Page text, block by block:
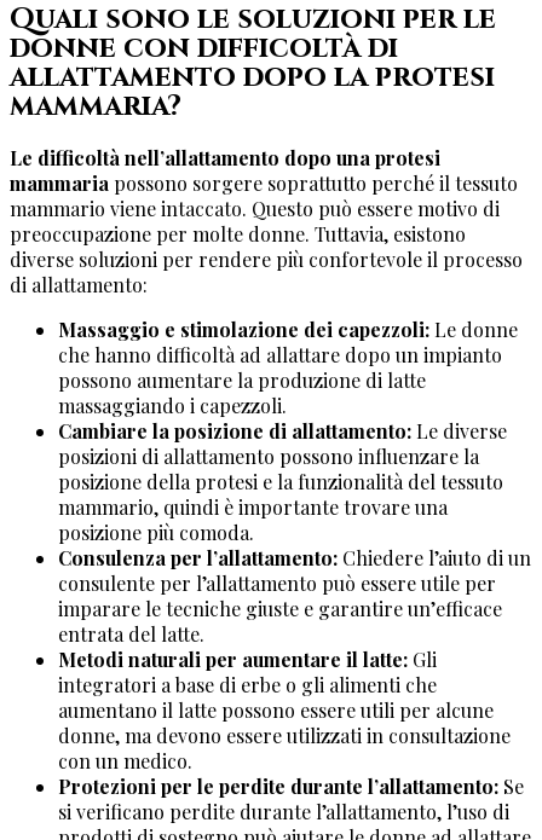
Quali sono le soluzioni per le
donne con difficoltà di
allattamento dopo la protesi
mammaria?
Le difficoltà nell’allattamento dopo una protesi
mammaria possono sorgere soprattutto perché il tessuto
mammario viene intaccato. Questo può essere motivo di
preoccupazione per molte donne. Tuttavia, esistono
diverse soluzioni per rendere più confortevole il processo
di allattamento:
Massaggio e stimolazione dei capezzoli:Le donne
che hanno difficoltà ad allattare dopo un impianto
possono aumentare la produzione di latte
massaggiando i capezzoli.
Cambiare la posizione di allattamento:Le diverse
posizioni di allattamento possono influenzare la
posizione della protesi e la funzionalità del tessuto
mammario, quindi è importante trovare una
posizione più comoda.
Consulenza per l’allattamento: Chiedere l’aiuto di un
consulente per l’allattamento può essere utile per
imparare le tecniche giuste e garantire un’efficace
entrata del latte.
Metodi naturali per aumentare il latte: Gli
integratori a base di erbe o gli alimenti che
aumentano il latte possono essere utili per alcune
donne, ma devono essere utilizzati in consultazione
con un medico.
Protezioni per le perdite durante l’allattamento: Se
si verificano perdite durante l’allattamento, l’uso di